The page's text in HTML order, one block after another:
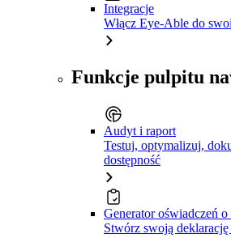
Integracje
Włącz Eye-Able do
Funkcje pulpitu
Audyt i raport
Testuj, optymalizuj,
dostępność
Generator oświadczeń o
Stwórz swoją